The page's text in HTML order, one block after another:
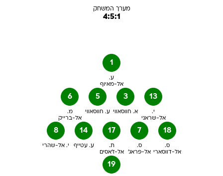
מערך המשחק
4:5:1
1
ע.
אל-מאיוף
6
מ.
אל-ברייק
5
ע. חווסאווי
3
א. חווסאווי
13
י.
אל-שראני
8
י. אל-שהרי
14
ע. עטייף
17
ת.
אל-ז'אסים
7
ס.
אל-פראג'
18
ס.
אל-דווסארי
19